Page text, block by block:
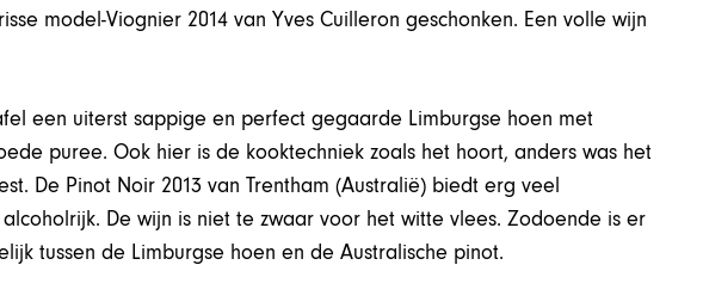
model-Viognier 2014 van Yves Cuilleron geschonken. Een volle wijn
een uiterst sappige en perfect gegaarde Limburgse hoen met
puree. Ook hier is de kooktechniek zoals het hoort, anders was het
De Pinot Noir 2013 van Trentham (Australië) biedt erg veel
De wijn is niet te zwaar voor het witte vlees. Zodoende is er
tussen de Limburgse hoen en de Australische pinot.